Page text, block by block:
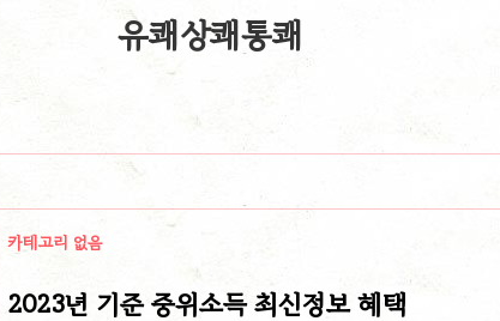
유쾌상쾌통쾌
카테고리 없음
2023년 기준 중위소득 최신정보 혜택